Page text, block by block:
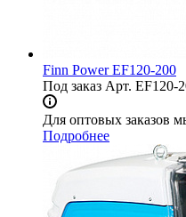
Finn Power EF120-200
Под заказ Арт. EF120-
Для оптовых заказов
Подробнее